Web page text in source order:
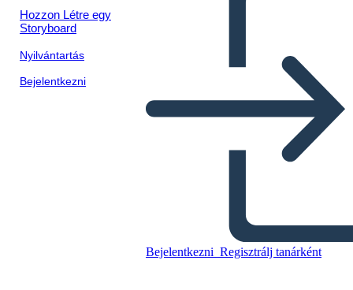
Hozzon Létre egy
Storyboard
Nyilvántartás
Bejelentkezni
Bejelentkezni Regisztrálj tanárként
Másolja ezt a forgatókönyvet